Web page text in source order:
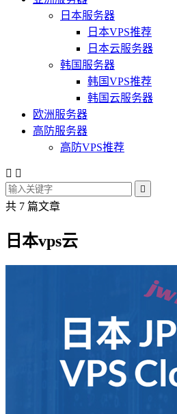
日本服务器
日本VPS推荐
日本云服务器
韩国服务器
韩国VPS推荐
韩国云服务器
欧洲服务器
高防服务器
高防VPS推荐
 

共 7 篇文章
日本vps云